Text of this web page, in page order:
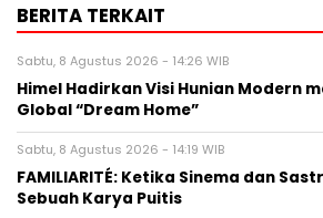
BERITA TERKAIT
Sabtu, 8 Agustus 2026 - 14:26 WIB
Himel Hadirkan Visi Hunian Modern
Global “Dream Home”
Sabtu, 8 Agustus 2026 - 14:19 WIB
FAMILIARITÉ: Ketika Sinema dan
Sebuah Karya Puitis